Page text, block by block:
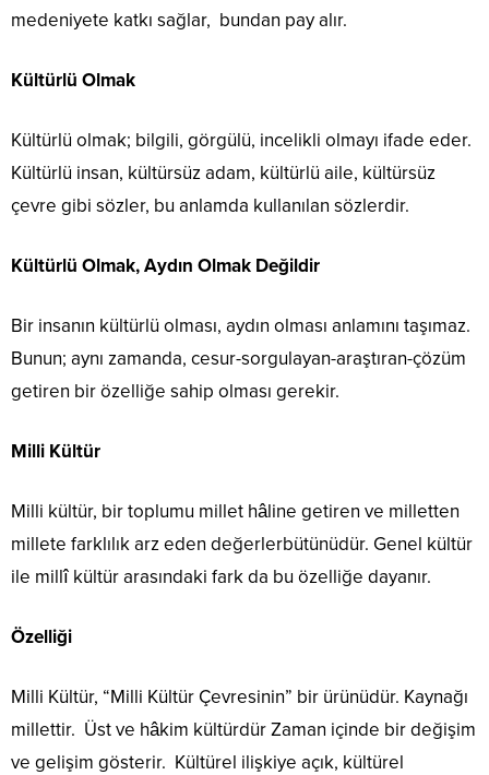
medeniyete katkı sağlar, bundan pay alır.
Kültürlü Olmak
Kültürlü olmak; bilgili, görgülü, incelikli olmayı ifade eder.
Kültürlü insan, kültürsüz adam, kültürlü aile, kültürsüz
çevre gibi sözler, bu anlamda kullanılan sözlerdir.
Kültürlü Olmak, Aydın Olmak Değildir
Bir insanın kültürlü olması, aydın olması anlamını taşımaz.
Bunun; aynı zamanda, cesur-sorgulayan-araştıran-çözüm
getiren bir özelliğe sahip olması gerekir.
Milli Kültür
Milli kültür, bir toplumu millet hâline getiren ve milletten
millete farklılık arz eden değerlerbütünüdür. Genel kültür
ile millî kültür arasındaki fark da bu özelliğe dayanır.
Özelliği
Milli Kültür, “Milli Kültür Çevresinin” bir ürünüdür. Kaynağı
millettir. Üst ve hâkim kültürdür Zaman içinde bir değişim
ve gelişim gösterir. Kültürel ilişkiye açık, kültürel